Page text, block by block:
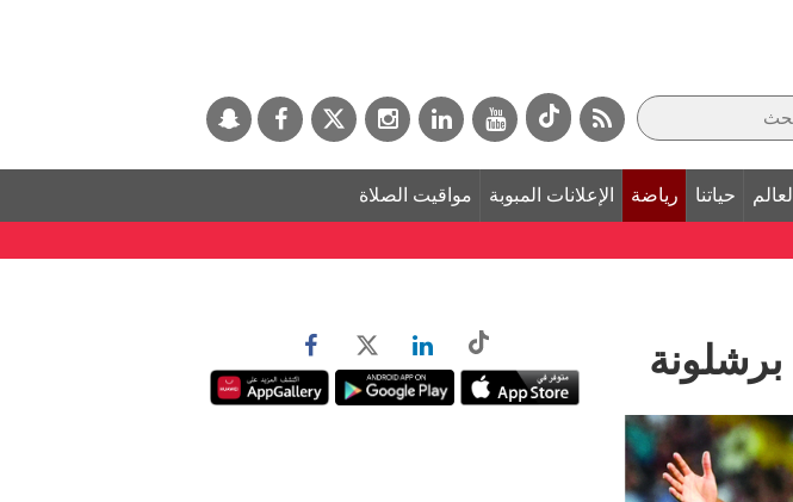
العالم حياتنا رياضة الإعلانات المبوبة مواقيت الصلاة